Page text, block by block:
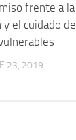
frente a la
y el cuidado de
23, 2019